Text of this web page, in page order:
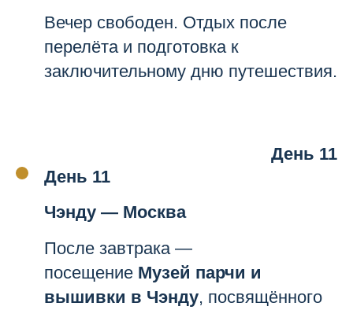
Вечер свободен. Отдых после
перелёта и подготовка к
заключительному дню путешествия.
День 11
День 11
Чэнду — Москва
После завтрака —
посещение Музей парчи и
вышивки в Чэнду, посвящённого